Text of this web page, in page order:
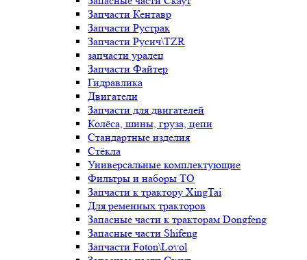
Запчасти Кентавр
Запчасти Рустрак
Запчасти Русич\TZR
запчасти уралец
Запчасти Файтер
Гидравлика
Двигатели
Запчасти для двигателей
Колёса, шины, груза, цепи
Стандартные изделия
Стёкла
Универсальные комплектующие
Фильтры и наборы ТО
Запчасти к трактору XingTai
Для ременных тракторов
Запасные части к тракторам Dongfeng
Запасные части Shifeng
Запчасти Foton\Lovol